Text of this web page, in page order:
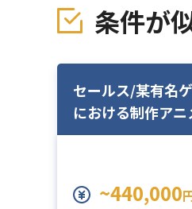
条件が
セールス/某有名
における制作ア
業業務/リモート可
~440,000